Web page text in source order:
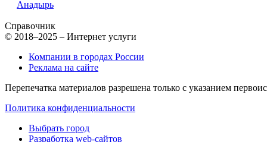
Анадырь
Справочник
© 2018–2025 – Интернет услуги
Компании в городах России
Реклама на сайте
Перепечатка материалов разрешена только с указанием
Политика конфиденциальности
Выбрать город
Разработка web-сайтов